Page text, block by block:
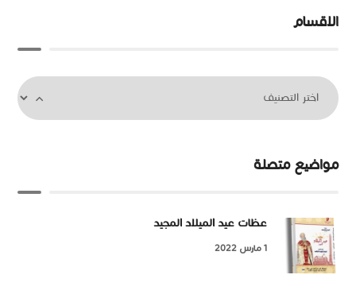
الاقسام
مواضيع متصلة
عظات عيد الميلاد المجيد
1 مارس 2022